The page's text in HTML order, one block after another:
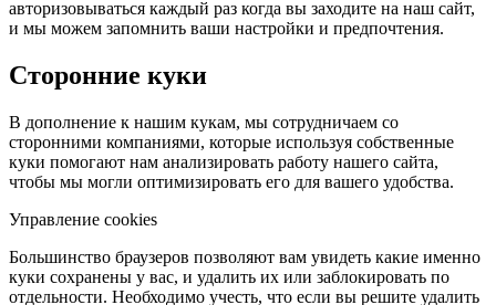
авторизовываться каждый раз когда вы заходите на наш сайт,
и мы можем запомнить ваши настройки и предпочтения.
Сторонние куки
В дополнение к нашим кукам, мы сотрудничаем со
сторонними компаниями, которые используя собственные
куки помогают нам анализировать работу нашего сайта,
чтобы мы могли оптимизировать его для вашего удобства.
Управление cookies
Большинство браузеров позволяют вам увидеть какие именно
куки сохранены у вас, и удалить их или заблокировать по
отдельности. Необходимо учесть, что если вы решите удалить